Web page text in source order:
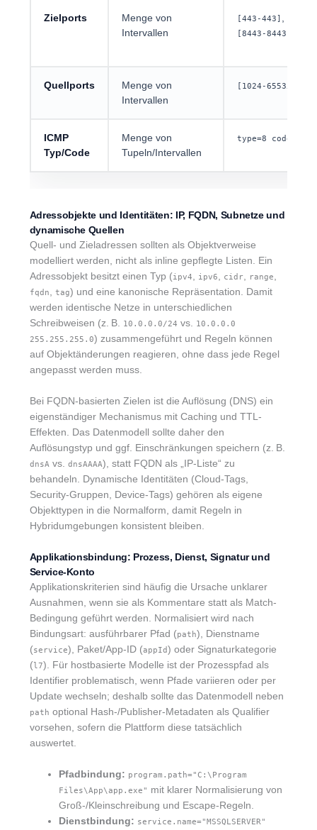
Zielports
Menge von
Intervallen
[443-443] ,
[8443-8443]
Quellports
Menge von
Intervallen
[1024-65535]
ICMP
Typ/Code
Menge von
Tupeln/Intervallen
type=8 code=0
Adressobjekte und Identitäten: IP, FQDN, Subnetze und
dynamische Quellen
Quell- und Zieladressen sollten als Objektverweise
modelliert werden, nicht als inline gepflegte Listen. Ein
Adressobjekt besitzt einen Typ (ipv4, ipv6, cidr, range,
fqdn, tag) und eine kanonische Repräsentation. Damit
werden identische Netze in unterschiedlichen
Schreibweisen (z. B. 10.0.0.0/24 vs. 10.0.0.0
255.255.255.0) zusammengeführt und Regeln können
auf Objektänderungen reagieren, ohne dass jede Regel
angepasst werden muss.
Bei FQDN-basierten Zielen ist die Auflösung (DNS) ein
eigenständiger Mechanismus mit Caching und TTL-
Effekten. Das Datenmodell sollte daher den
Auflösungstyp und ggf. Einschränkungen speichern (z. B.
dnsAvs. dnsAAAA), statt FQDN als „IP-Liste“ zu
behandeln. Dynamische Identitäten (Cloud-Tags,
Security-Gruppen, Device-Tags) gehören als eigene
Objekttypen in die Normalform, damit Regeln in
Hybridumgebungen konsistent bleiben.
Applikationsbindung: Prozess, Dienst, Signatur und
Service-Konto
Applikationskriterien sind häufig die Ursache unklarer
Ausnahmen, wenn sie als Kommentare statt als Match-
Bedingung geführt werden. Normalisiert wird nach
Bindungsart: ausführbarer Pfad (path), Dienstname
(service), Paket/App-ID (appId) oder Signaturkategorie
(l7). Für hostbasierte Modelle ist der Prozesspfad als
Identifier problematisch, wenn Pfade variieren oder per
Update wechseln; deshalb sollte das Datenmodell neben
path optional Hash-/Publisher-Metadaten als Qualifier
vorsehen, sofern die Plattform diese tatsächlich
auswertet.
Pfadbindung: program.path="C:\Program
Files\App\app.exe" mit klarer Normalisierung von
Groß-/Kleinschreibung und Escape-Regeln.
Dienstbindung: service.name="MSSQLSERVER"